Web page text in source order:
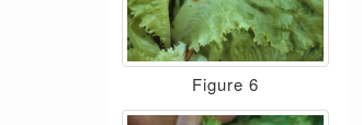
Figure 6